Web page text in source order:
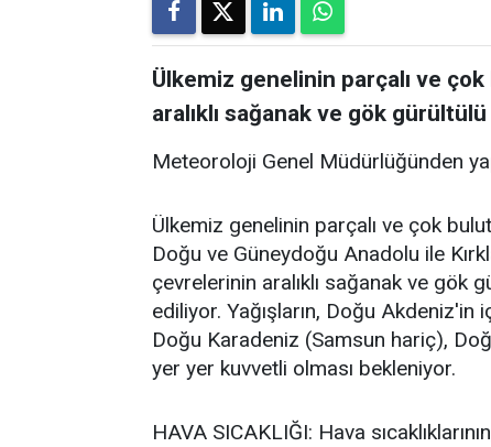
Ülkemiz genelinin parçalı ve
aralıklı sağanak ve gök
Meteoroloji Genel Müdürlüğünden
Ülkemiz genelinin parçalı ve çok
Doğu ve Güneydoğu Anadolu ile
çevrelerinin aralıklı sağanak ve gök
ediliyor. Yağışların, Doğu
Doğu Karadeniz (Samsun hariç),
yer yer kuvvetli olması bekleniyor.
HAVA SICAKLIĞI: Hava